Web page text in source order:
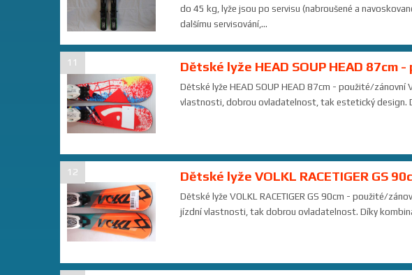
do 45 kg, lyže jsou po servisu (nabroušené a
dalšímu servisování,...
11 Dětské lyže HEAD SOUP HEAD 87cm
Dětské lyže HEAD SOUP HEAD 87cm - použité/
vlastnosti, dobrou ovladatelnost, tak estetický design.
12 Dětské lyže VOLKL RACETIGER GS
Dětské lyže VOLKL RACETIGER GS 90cm - použité/
jízdní vlastnosti, tak dobrou ovladatelnost. Díky